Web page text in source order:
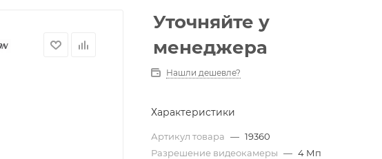
Уточняйте у
менеджера
Нашли дешевле?
Характеристики
Артикул товара — 19360
Разрешение видеокамеры — 4 Мп